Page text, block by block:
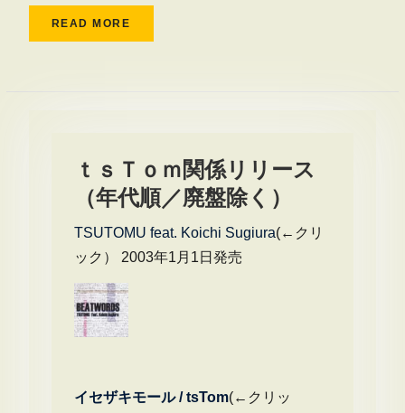
READ MORE
ｔｓＴｏｍ関係リリース
（年代順／廃盤除く）
TSUTOMU feat. Koichi Sugiura(←クリ
ック） 2003年1月1日発売
イセザキモール / tsTom(←クリッ